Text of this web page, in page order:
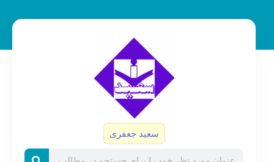
سعید جعفری